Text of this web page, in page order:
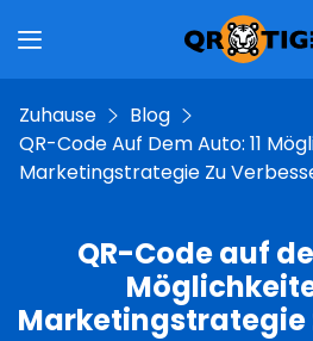
Zuhause
Blog
QR-Code Auf Dem Auto: 11
Marketingstrategie Zu
QR-Code auf
Marketingstrategie